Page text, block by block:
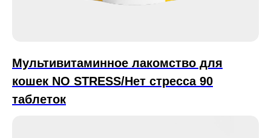
Мультивитаминное лакомство для
кошек NO STRESS/Нет стресса 90
таблеток